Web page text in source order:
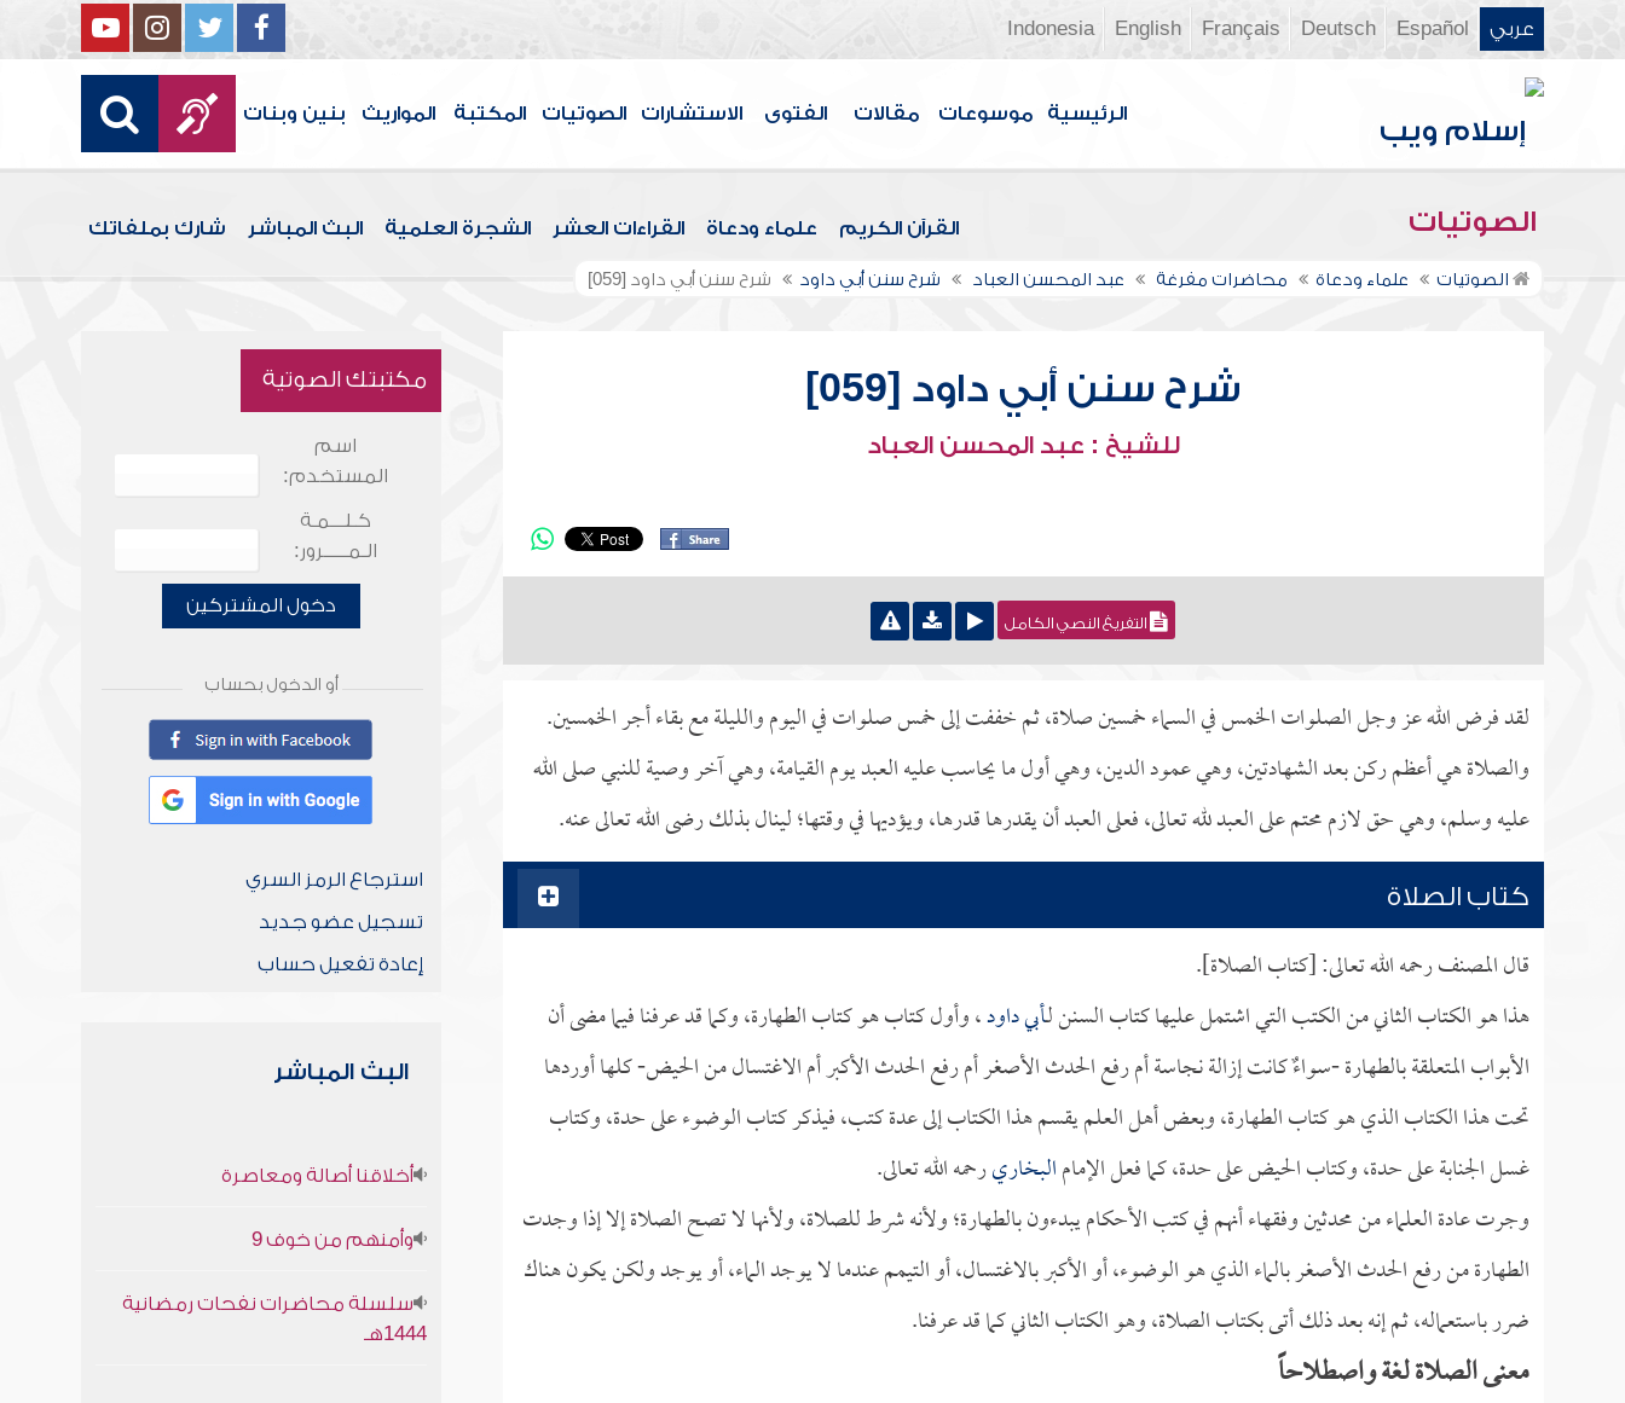
عربي Español
Deutsch
Français
English
Indonesia
الرئيسية موسوعات مقالات الفتوى الاستشارات الصوتيات المكتبة المواريث بنين وبنات
الصوتيات القرآن الكريم علماء ودعاة القراءات العشر الشجرة العلمية البث المباشر شارك بملفاتك
الصوتيات علماء ودعاة محاضرات مفرغة عبد المحسن العباد شرح سنن أبي داود شرح سنن أبي داود [059]
شرح سنن أبي داود [059]
للشيخ : عبد المحسن العباد
التفريغ النصي الكامل
لقد فرض الله عز وجل الصلوات الخمس في السماء خمسين صلاة، ثم خففت إلى خمس صلوات في اليوم والليلة مع بقاء أجر الخمسين.
والصلاة هي أعظم ركن بعد الشهادتين، وهي عمود الدين، وهي أول ما يحاسب عليه العبد يوم القيامة، وهي آخر وصية للنبي صلى الله
عليه وسلم، وهي حق لازم محتم على العبد لله تعالى، فعلى العبد أن يقدرها قدرها، ويؤديها في وقتها؛ لينال بذلك رضى الله تعالى عنه.
كتاب الصلاة
قال المصنف رحمه الله تعالى: [كتاب الصلاة].
هذا هو الكتاب الثاني من الكتب التي اشتمل عليها كتاب السنن لـأبي داود، وأول كتاب هو كتاب الطهارة، وكما قد عرفنا فيما مضى أن
الأبواب المتعلقة بالطهارة -سواءٌ كانت إزالة نجاسة أم رفع الحدث الأصغر أم رفع الحدث الأكبر أم الاغتسال من الحيض- كلها أوردها
تحت هذا الكتاب الذي هو كتاب الطهارة، وبعض أهل العلم يقسم هذا الكتاب إلى عدة كتب، فيذكر كتاب الوضوء على حدة، وكتاب
غسل الجنابة على حدة، وكتاب الحيض على حدة، كما فعل الإمامالبخاريرحمه الله تعالى.
وجرت عادة العلماء من محدثين وفقهاء أنهم في كتب الأحكام يبدءون بالطهارة؛ ولأنه شرط للصلاة، ولأنها لا تصح الصلاة إلا إذا وجدت
الطهارة من رفع الحدث الأصغر بالماء الذي هو الوضوء، أو الأكبر بالاغتسال، أو التيمم عندما لا يوجد الماء، أو يوجد ولكن يكون هناك
ضرر باستعماله، ثم إنه بعد ذلك أتى بكتاب الصلاة، وهو الكتاب الثاني كما قد عرفنا.
معنى الصلاة لغة واصطلاحاً
مكتبتك الصوتية
اسم
المستخدم:
كـلـــمـة
الـمـــــرور:
دخول المشتركين
أو الدخول بحساب
استرجاع الرمز السري
تسجيل عضو جديد
إعادة تفعيل حساب
البث المباشر
أخلاقنا أصالة ومعاصرة
وأمنهم من خوف 9
سلسلة محاضرات نفحات رمضانية
1444هـ